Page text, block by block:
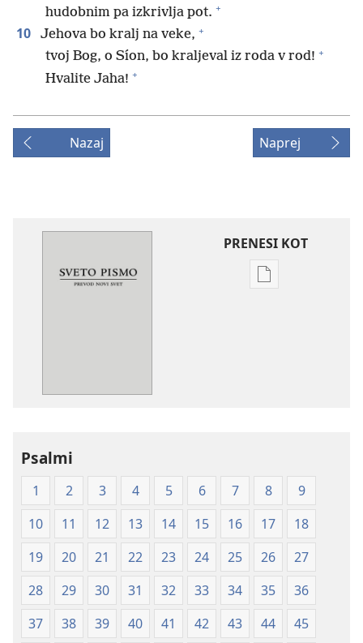
hudobnim pa izkrivlja pot. +
10 Jehova bo kralj na veke, +
tvoj Bog, o Síon, bo kraljeval iz roda v rod! +
Hvalite Jaha! +
Nazaj Naprej
PRENESI KOT
Možnosti
(izdano 2009)
Psalmi
1 2 3 4 5 6 7 8
9
10
11 12 13 14 15 16 17
18
19
20 21 22 23 24 25 26
27
28
29 30 31 32 33 34 35
36
37
38 39 40 41 42 43 44
45